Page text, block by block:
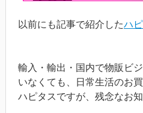
以前にも記事で紹介したハ
輸入・輸出・国内で物販ビ
いなくても、日常生活のお
ハピタスですが、残念なお知